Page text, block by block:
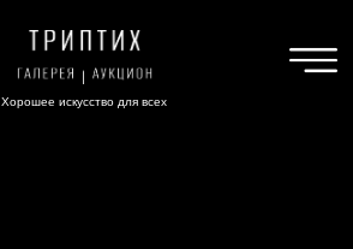
Хорошее искусство для всех